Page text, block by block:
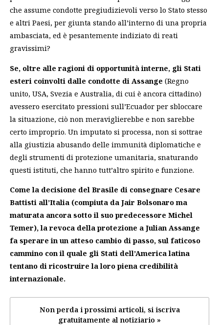
che assume condotte pregiudizievoli verso lo Stato stesso
e altri Paesi, per giunta stando all’interno di una propria
ambasciata, ed è pesantemente indiziato di reati
gravissimi?
Se, oltre alle ragioni di opportunità interne, gli Stati
esteri coinvolti dalle condotte di Assange (Regno
unito, USA, Svezia e Australia, di cui è ancora cittadino)
avessero esercitato pressioni sull’Ecuador per sbloccare
la situazione, ciò non meraviglierebbe e non sarebbe
certo improprio. Un imputato si processa, non si sottrae
alla giustizia abusando delle immunità diplomatiche e
degli strumenti di protezione umanitaria, snaturando
questi istituti, che hanno tutt’altro spirito e funzione.
Come la decisione del Brasile di consegnare Cesare
Battisti all’Italia (compiuta da Jair Bolsonaro ma
maturata ancora sotto il suo predecessore Michel
Temer), la revoca della protezione a Julian Assange
fa sperare in un atteso cambio di passo, sul faticoso
cammino con il quale gli Stati dell’America latina
tentano di ricostruire la loro piena credibilità
internazionale.
Non perda i prossimi articoli, si iscriva
gratuitamente al notiziario »